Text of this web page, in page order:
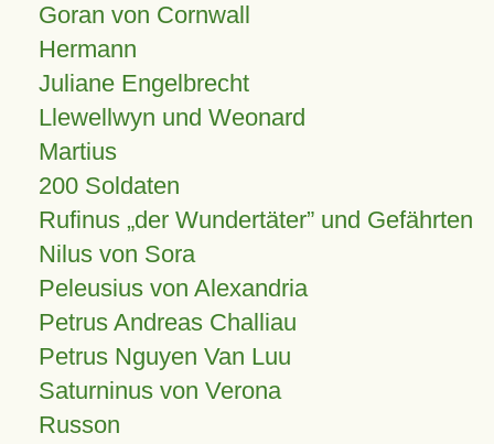
Goran von Cornwall
Hermann
Juliane Engelbrecht
Llewellwyn und Weonard
Martius
200 Soldaten
Rufinus „der Wundertäter” und Gefährten
Nilus von Sora
Peleusius von Alexandria
Petrus Andreas Challiau
Petrus Nguyen Van Luu
Saturninus von Verona
Russon